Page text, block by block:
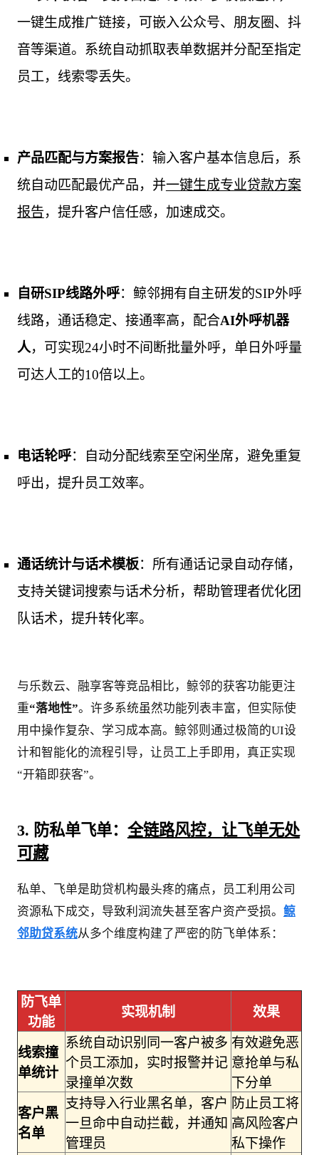
一键生成推广链接，可嵌入公众号、朋友圈、抖
音等渠道。系统自动抓取表单数据并分配至指定
员工，线索零丢失。
产品匹配与方案报告：输入客户基本信息后，系
统自动匹配最优产品，并一键生成专业贷款方案
报告，提升客户信任感，加速成交。
自研SIP线路外呼：鲸邻拥有自主研发的SIP外呼
线路，通话稳定、接通率高，配合AI外呼机器
人，可实现24小时不间断批量外呼，单日外呼量
可达人工的10倍以上。
电话轮呼：自动分配线索至空闲坐席，避免重复
呼出，提升员工效率。
通话统计与话术模板：所有通话记录自动存储，
支持关键词搜索与话术分析，帮助管理者优化团
队话术，提升转化率。
与乐数云、融享客等竞品相比，鲸邻的获客功能更注
重“落地性”。许多系统虽然功能列表丰富，但实际使
用中操作复杂、学习成本高。鲸邻则通过极简的UI设
计和智能化的流程引导，让员工上手即用，真正实现
“开箱即获客”。
3. 防私单飞单： 全链路风控，让飞单无处
可藏
私单、飞单是助贷机构最头疼的痛点，员工利用公司
资源私下成交，导致利润流失甚至客户资产受损。 鲸
邻助贷系统从多个维度构建了严密的防飞单体系：
防飞单
功能
实现机制 效果
线索撞
单统计
系统自动识别同一客户被多
个员工添加，实时报警并记
录撞单次数
有效避免恶
意抢单与私
下分单
客户黑
名单
支持导入行业黑名单，客户
一旦命中自动拦截，并通知
管理员
防止员工将
高风险客户
私下操作